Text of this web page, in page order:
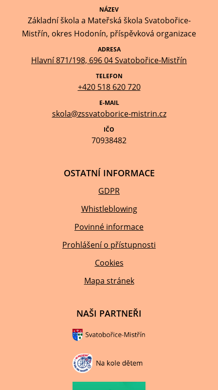
NÁZEV
Základní škola a Mateřská škola Svatobořice-
Mistřín, okres Hodonín, příspěvková organizace
ADRESA
Hlavní 871/198, 696 04 Svatobořice-Mistřín
TELEFON
+420 518 620 720
E-MAIL
skola@zssvatoborice-mistrin.cz
IČO
70938482
OSTATNÍ INFORMACE
GDPR
Whistleblowing
Povinné informace
Prohlášení o přístupnosti
Cookies
Mapa stránek
NAŠI PARTNEŘI